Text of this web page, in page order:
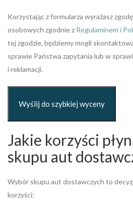
Korzystając z formularza wyrażasz
osobowych zgodnie z Regulaminem i
tej zgodzie, będziemy mogli
sprawie Państwa zapytania lub w
i reklamacji.
Jakie korzyści
skupu aut
Wybór skupu aut dostawczych to
korzyści: